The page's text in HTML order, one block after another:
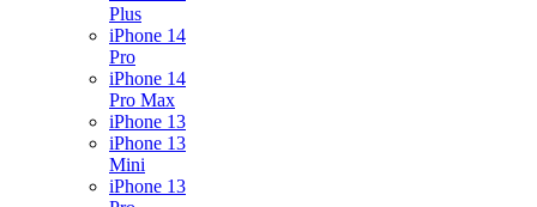
Plus
iPhone 14
Pro
iPhone 14
Pro Max
iPhone 13
iPhone 13
Mini
iPhone 13